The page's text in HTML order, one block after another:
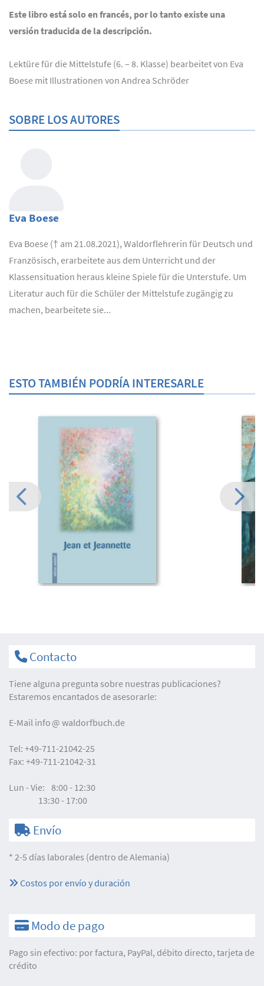
Este libro está solo en francés, por lo tanto existe una
versión traducida de la descripción.
Lektüre für die Mittelstufe (6. – 8. Klasse) bearbeitet von Eva
Boese mit Illustrationen von Andrea Schröder
SOBRE LOS AUTORES
Eva Boese
Eva Boese († am 21.08.2021), Waldorflehrerin für Deutsch und
Französisch, erarbeitete aus dem Unterricht und der
Klassensituation heraus kleine Spiele für die Unterstufe. Um
Literatur auch für die Schüler der Mittelstufe zugängig zu
machen, bearbeitete sie...
ESTO TAMBIÉN PODRÍA INTERESARLE
Contacto
Tiene alguna pregunta sobre nuestras publicaciones?
Estaremos encantados de asesorarle:
E-Mail info waldorfbuch.de
Tel: +49-711-21042-25
Fax: +49-711-21042-31
Lun - Vie: 8:00 - 12:30
13:30 - 17:00
Envío
* 2-5 días laborales (dentro de Alemania)
Costos por envío y duración
Modo de pago
Pago sin efectivo: por factura, PayPal, débito directo, tarjeta de
crédito